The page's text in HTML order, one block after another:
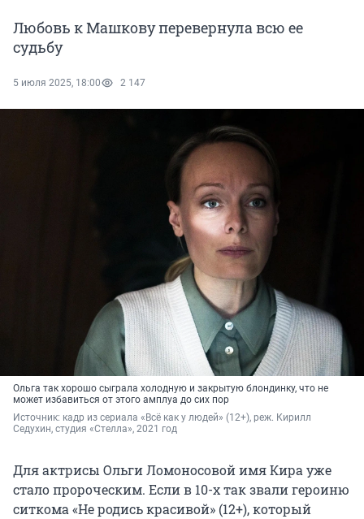
Любовь к Машкову перевернула всю ее
судьбу
5 июля 2025, 18:00 2 147
Ольга так хорошо сыграла холодную и закрытую блондинку, что не
может избавиться от этого амплуа до сих пор
Источник: кадр из сериала «Всё как у людей» (12+), реж. Кирилл
Седухин, студия «Стелла», 2021 год
Для актрисы Ольги Ломоносовой имя Кира уже
стало пророческим. Если в 10-х так звали героиню
ситкома «Не родись красивой» (12+), который